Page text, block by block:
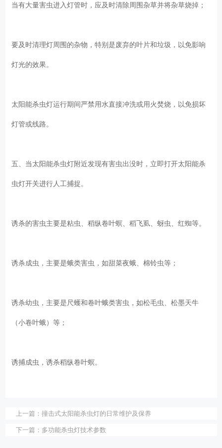
当有大量害虫进入灯管时，应及时清除周围杂草并将杂草烧掉；
要及时清理灯周围的杂物，特别是废弃的叶片和垃圾，以免影响
灯光的效果。
太阳能杀虫灯运行期间严禁用水直接冲洗或用火焚烧，以免损坏
灯管或线路。
五、当太阳能杀虫灯附近发现有害虫出没时，立即打开太阳能杀
虫灯开关进行人工捕捉。
诱杀的害虫主要是粘虫、稻纵卷叶螟、稻飞虱、蚜虫、红蜘等。
诱杀成虫，主要是蛾类害虫，如甜菜夜蛾、棉铃虫等；
诱杀幼虫，主要是尺蠖和卷叶蛾类害虫，如松毛虫、松墨天牛
（小卷叶蛾）等；
诱捕成虫，诱杀稻纵卷叶螟。
上一篇： 撞击式太阳能杀虫灯的日常维护及保养
下一篇： 多功能杀虫灯技术参数